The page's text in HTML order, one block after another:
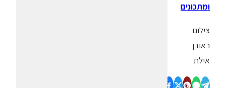
ומתכונים
צילום
ראובן
אילת